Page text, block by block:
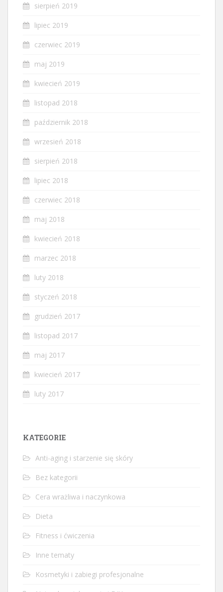
sierpień 2019
lipiec 2019
czerwiec 2019
maj 2019
kwiecień 2019
listopad 2018
październik 2018
wrzesień 2018
sierpień 2018
lipiec 2018
czerwiec 2018
maj 2018
kwiecień 2018
marzec 2018
luty 2018
styczeń 2018
grudzień 2017
listopad 2017
maj 2017
kwiecień 2017
luty 2017
KATEGORIE
Anti-aging i starzenie się skóry
Bez kategorii
Cera wrażliwa i naczynkowa
Dieta
Fitness i ćwiczenia
Inne tematy
Kosmetyki i zabiegi profesjonalne